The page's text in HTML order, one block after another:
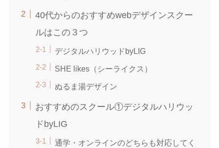
40代からのおすすめwebデザインスクー
ルはこの３つ
デジタルハリウッドbyLIG
SHE likes（シーライクス）
ぬるま湯デザイン
おすすめのスクール①デジタルハリウッ
ドbyLIG
通学・オンラインのどちらも対応してく